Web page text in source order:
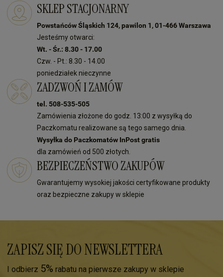
SKLEP STACJONARNY
Powstańców Śląskich 124, pawilon 1, 01-466 Warszawa
Jesteśmy otwarci:
Wt. - Śr.: 8.30 - 17.00
Czw. - Pt.: 8.30 - 14.00
poniedziałek nieczynne
ZADZWOŃ I ZAMÓW
tel. 508-535-505
Zamówienia złożone do godz. 13:00 z wysyłką do
Paczkomatu realizowane są tego samego dnia.
Wysyłka do Paczkomatów InPost gratis
dla zamówień od 500 złotych.
BEZPIECZEŃSTWO ZAKUPÓW
Gwarantujemy wysokiej jakości certyfikowane produkty
oraz bezpieczne zakupy w sklepie
ZAPISZ SIĘ DO NEWSLETTERA
I odbierz 5% rabatu na pierwsze zakupy w sklepie